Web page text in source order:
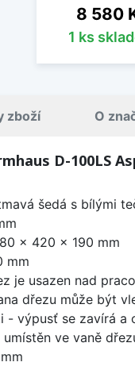
Cena
8 580
1 ks
zboží O
D-100LS
šedá s bílými
x 420 x 190 mm
mm
je usazen nad
dřezu může být
- výpusť se zavírá a
umístěn ve vaně